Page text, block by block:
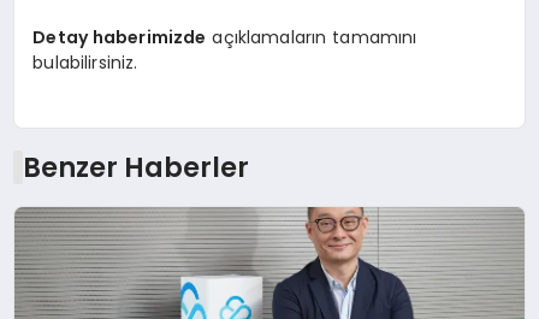
Detay haberimizde açıklamaların tamamını
bulabilirsiniz.
Benzer Haberler